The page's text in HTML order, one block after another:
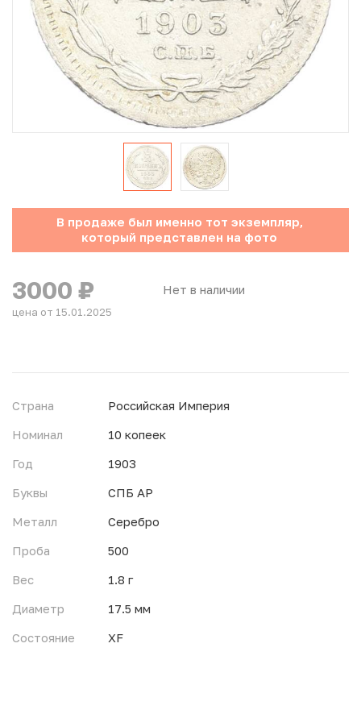
Юбилейные монеты Банка России (с 1999 года)
Памятные и инвестиционные монеты СССР и России
Иностранные монеты
Неофициальные выпуски монет (Unusual)
Античные и средневековые монеты
Наборы монет
Инвестиционные монеты
В продаже был именно тот экземпляр,
который представлен на фото
Нет в наличии
3000 ₽
цена от 15.01.2025
Страна
Российская Империя
Номинал
10 копеек
Год
1903
Буквы
СПБ АР
Металл
Серебро
Проба
500
Вес
1.8 г
Диаметр
17.5 мм
Состояние
XF